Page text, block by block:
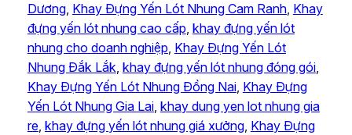
Dương, Khay Đựng Yến Lót Nhung Cam Ranh, Khay
đựng yến lót nhung cao cấp, khay đựng yến lót
nhung cho doanh nghiệp, Khay Đựng Yến Lót
Nhung Đắk Lắk, khay đựng yến lót nhung đóng gói
Khay Đựng Yến Lót Nhung Đồng Nai, Khay Đựng
Yến Lót Nhung Gia Lai, khay dung yen lot nhung gia
re, khay đựng yến lót nhung giá xưởng, Khay Đựng